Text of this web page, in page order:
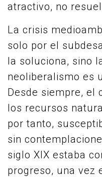
atractivo, no
La crisis
solo por el
la soluciona, sino
neoliberalismo es
Desde siempre, el
los recursos
por tanto,
sin
siglo XIX estaba
progreso, una vez